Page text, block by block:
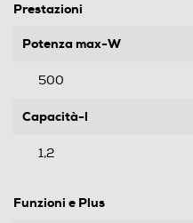
Prestazioni
Potenza max-W
500
Capacità-l
1,2
Funzioni e Plus